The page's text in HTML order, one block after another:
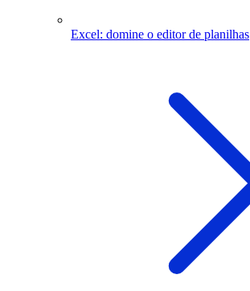
Excel: domine o editor de planilhas